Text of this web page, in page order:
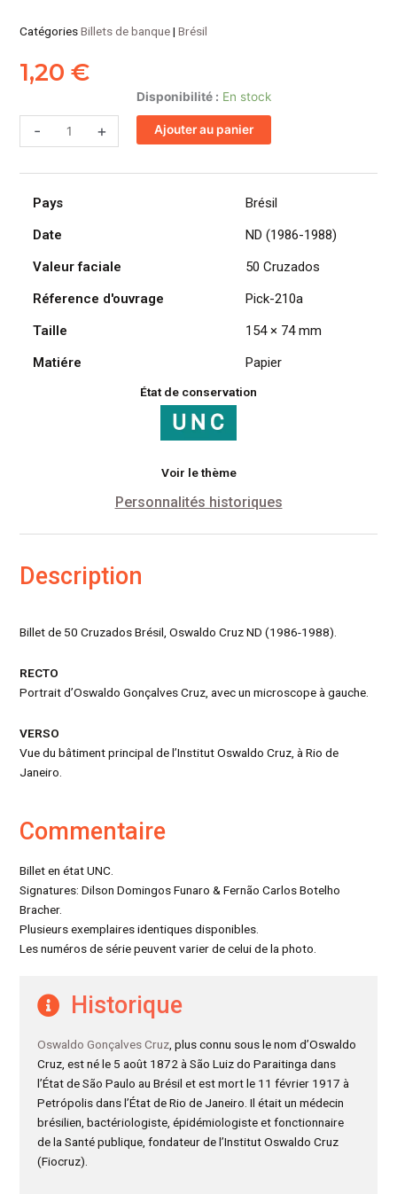
CatégoriesBillets de banque|Brésil
1,20€
Disponibilité : En stock
-
de
BRÉSIL
de
Cruzados,
Oswaldo
ND
(1986-
+ Ajouter au panier
Pays
Brésil
Date
ND (1986-1988)
Valeur faciale
50 Cruzados
Réference d'ouvrage
Pick-210a
Taille
154 × 74 mm
Matiére
Papier
État de conservation
Voir le thème
Personnalités historiques
Description
Billet de 50 Cruzados Brésil, Oswaldo Cruz ND (1986-1988).
RECTO
Portrait d’Oswaldo Gonçalves Cruz, avec un microscope à gauche.
VERSO
Vue du bâtiment principal de l’Institut Oswaldo Cruz, à Rio de
Janeiro.
Commentaire
Billet en état UNC.
Signatures: Dilson Domingos Funaro & Fernão Carlos Botelho
Bracher.
Plusieurs exemplaires identiques disponibles.
Les numéros de série peuvent varier de celui de la photo.
Historique
Oswaldo Gonçalves Cruz , plus connu sous le nom d’Oswaldo
Cruz, est né le 5 août 1872 à São Luiz do Paraitinga dans
l’État de São Paulo au Brésil et est mort le 11 février 1917 à
Petrópolis dans l’État de Rio de Janeiro. Il était un médecin
brésilien, bactériologiste, épidémiologiste et fonctionnaire
de la Santé publique, fondateur de l’Institut Oswaldo Cruz
(Fiocruz).